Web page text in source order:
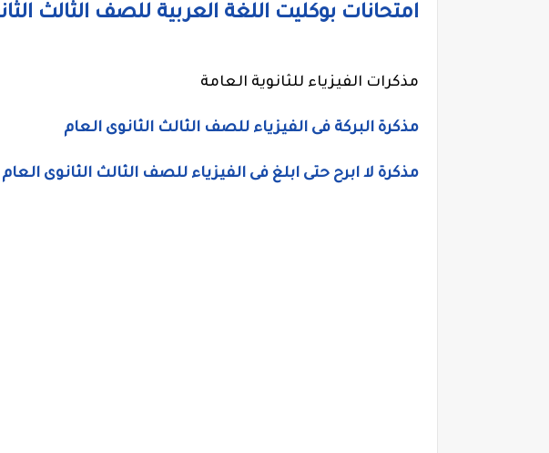
امتحانات بوكليت اللغة العربية للصف الثالث
مذكرات الفيزياء للثانوية العامة
مذكرة البركة فى الفيزياء للصف الثالث الثانوى العام
مذكرة لا ابرح حتى ابلغ فى الفيزياء للصف الثالث الثانوى العام